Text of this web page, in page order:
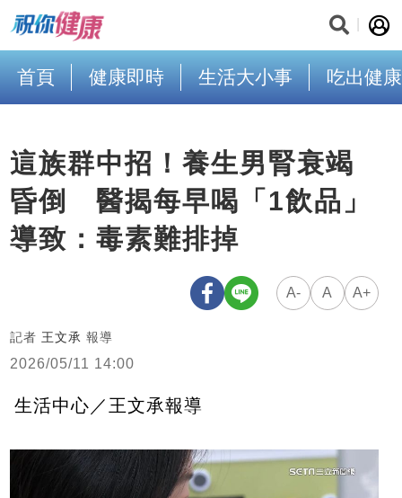
首頁 健康即時 生活大小事 吃出健康
這族群中招！養生男腎衰竭
昏倒 醫揭每早喝「1飲品」
導致：毒素難排掉
A- A A+
記者 王文承 報導
2026/05/11 14:00
生活中心／王文承報導